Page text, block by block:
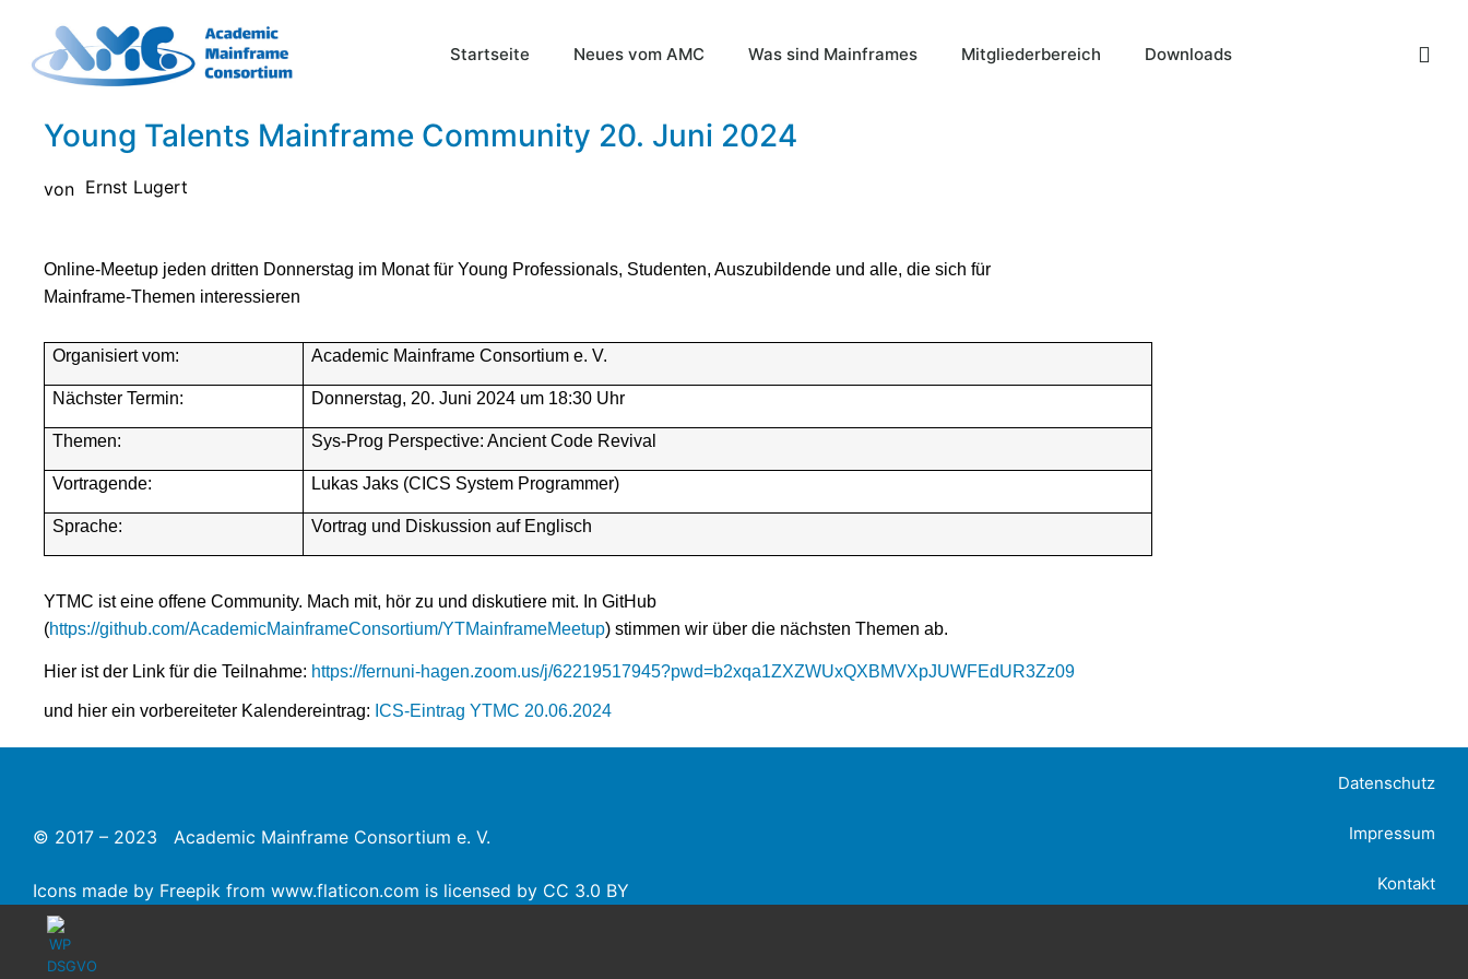
Startseite Neues vom AMC Was sind Mainframes Mitgliederbereich Downloads
Young Talents Mainframe Community 20. Juni 2024
von Ernst Lugert
Online-Meetup jeden dritten Donnerstag im Monat für Young Professionals, Studenten, Auszubildende und alle, die sich für
Mainframe-Themen interessieren
Organisiert vom: Academic Mainframe Consortium e. V.
Nächster Termin: Donnerstag, 20. Juni 2024 um 18:30 Uhr
Themen: Sys-Prog Perspective: Ancient Code Revival
Vortragende: Lukas Jaks (CICS System Programmer)
Sprache: Vortrag und Diskussion auf Englisch
YTMC ist eine offene Community. Mach mit, hör zu und diskutiere mit. In GitHub
(https://github.com/AcademicMainframeConsortium/YTMainframeMeetup) stimmen wir über die nächsten Themen ab.
Hier ist der Link für die Teilnahme: https://fernuni-hagen.zoom.us/j/62219517945?pwd=b2xqa1ZXZWUxQXBMVXpJUWFEdUR3Zz09
und hier ein vorbereiteter Kalendereintrag: ICS-Eintrag YTMC 20.06.2024
© 2017 – 2023 Academic Mainframe Consortium e. V.
Icons made by Freepik from www.flaticon.com is licensed by CC 3.0 BY
Datenschutz
Impressum
Kontakt